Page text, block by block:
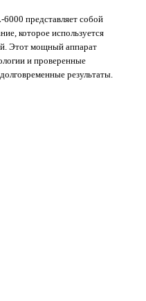
представляет собой
которое используется
Этот мощный аппарат
и проверенные
результаты.